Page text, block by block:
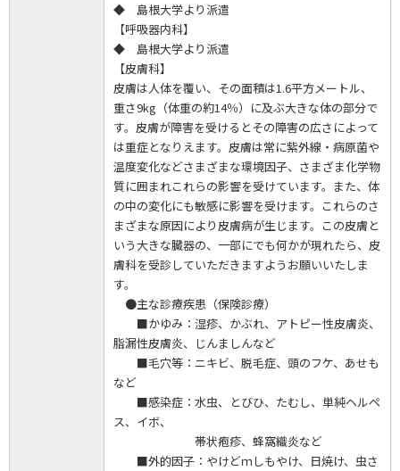
◆ 島根大学より派遣
【呼吸器内科】
◆ 島根大学より派遣
【皮膚科】
皮膚は人体を覆い、その面積は1.6平方メートル、
重さ9kg（体重の約14％）に及ぶ大きな体の部分で
す。皮膚が障害を受けるとその障害の広さによって
は重症となりえます。皮膚は常に紫外線・病原菌や
温度変化などさまざまな環境因子、さまざま化学物
質に囲まれこれらの影響を受けています。また、体
の中の変化にも敏感に影響を受けます。これらのさ
まざまな原因により皮膚病が生じます。この皮膚と
いう大きな臓器の、一部にでも何かが現れたら、皮
膚科を受診していただきますようお願いいたしま
す。
●主な診療疾患（保険診療）
■かゆみ：湿疹、かぶれ、アトピー性皮膚炎、
脂漏性皮膚炎、じんましんなど
■毛穴等：ニキビ、脱毛症、頭のフケ、あせも
など
■感染症：水虫、とびひ、たむし、単純ヘルペ
ス、イボ、
帯状疱疹、蜂窩織炎など
■外的因子：やけどｍしもやけ、日焼け、虫さ